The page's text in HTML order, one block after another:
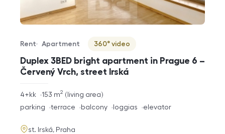
Duplex 3BED bright apartment in Prague 6 –
Červený Vrch, street Irská
Offer type
Rent
Property type
Apartment
Virtuální prohlídka
360° video
rozměry
disposition
4+kk living area
153 m2
funkce
parking terrace balcony loggias elevator
adresa
st. Irská, Praha